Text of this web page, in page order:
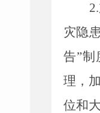
2.
灾隐患
告”制
理，
位和